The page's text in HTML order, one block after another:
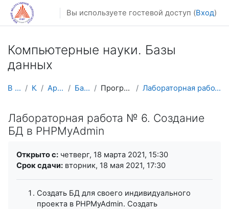
Перейти к основному содержанию
Вы используете гостевой доступ (Вход)
Компьютерные науки. Базы
данных
В начало Курсы Архив курсов Базы данных Программирование БД Лабораторная работа № 6. Создание БД в PHPMyAdmin
Лабораторная работа № 6. Создание
БД в PHPMyAdmin
Открыто с: четверг, 18 марта 2021, 15:30
Срок сдачи: вторник, 18 мая 2021, 17:30
Создать БД для своего индивидуального
проекта в PHPMyAdmin. Создать